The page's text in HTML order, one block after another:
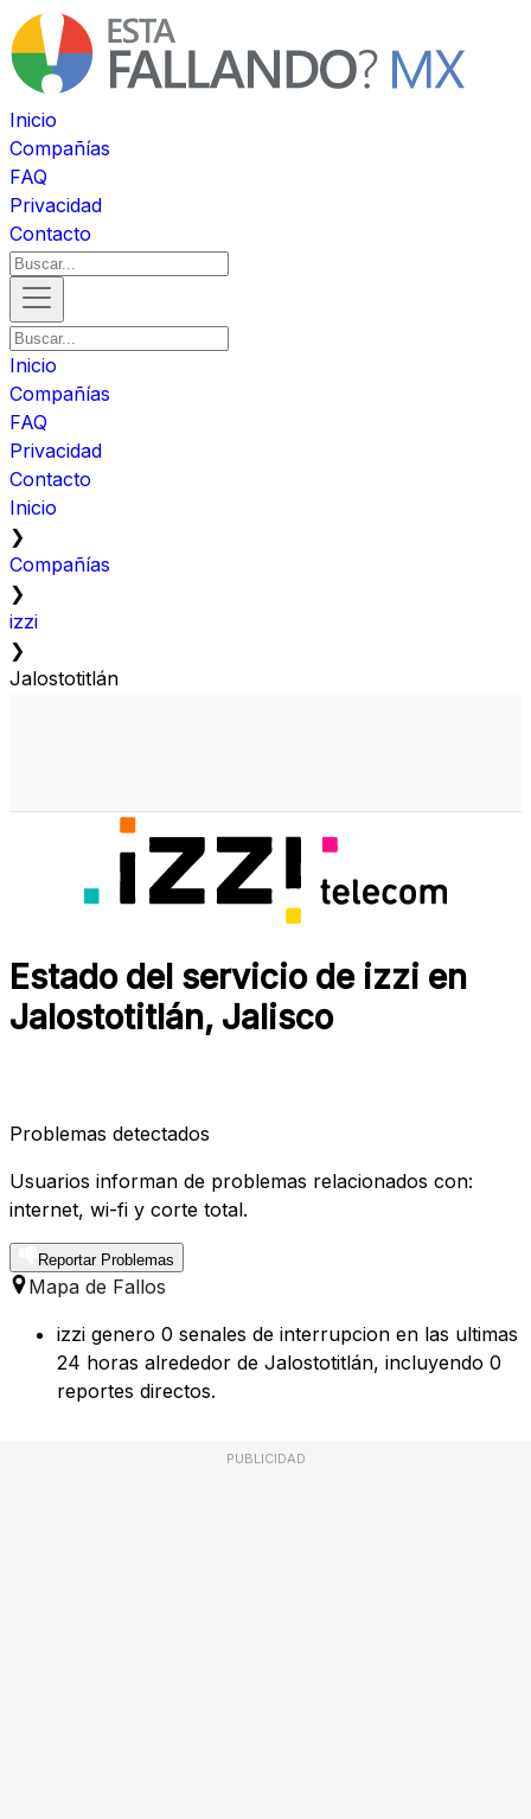
Inicio
Compañías
FAQ
Privacidad
Contacto
Inicio
Compañías
FAQ
Privacidad
Contacto
Inicio
❯
Compañías
❯
izzi
❯
Jalostotitlán
Estado del servicio de izzi en
Jalostotitlán, Jalisco
Problemas detectados
Usuarios informan de problemas relacionados con:
internet, wi-fi y corte total.
Reportar Problemas
Mapa de Fallos
izzi genero 0 senales de interrupcion en las ultimas
24 horas alrededor de Jalostotitlán, incluyendo 0
reportes directos.
PUBLICIDAD